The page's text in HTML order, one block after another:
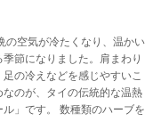
の空気が冷たくなり、温かい
節になりました。肩まわり
の冷えなどを感じやすいこ
のが、タイの伝統的な温熱
」です。 数種類のハーブを